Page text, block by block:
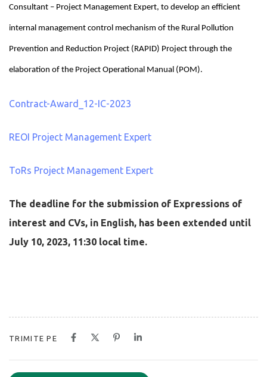
Consultant – Project Management Expert, to develop an efficient
internal management control mechanism of the Rural Pollution
Prevention and Reduction Project (RAPID) Project through the
elaboration of the Project Operational Manual (POM).
Contract-Award_12-IC-2023
REOI Project Management Expert
ToRs Project Management Expert
The deadline for the submission of Expressions of
interest and CVs, in English, has been extended until
July 10, 2023, 11:30 local time.
TRIMITE PE